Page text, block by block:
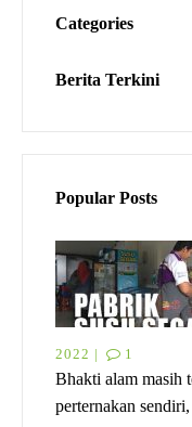
Categories
Berita Terkini
Popular Posts
2022 |
1
Bhakti alam masih
perternakan